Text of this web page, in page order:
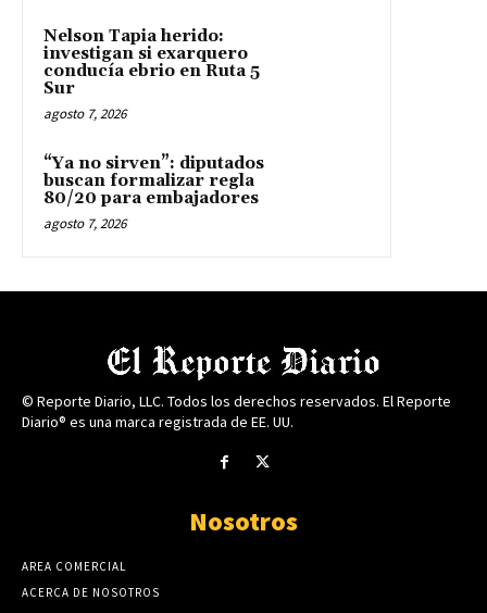
Nelson Tapia herido:
investigan si exarquero
conducía ebrio en Ruta 5
Sur
agosto 7, 2026
“Ya no sirven”: diputados
buscan formalizar regla
80/20 para embajadores
agosto 7, 2026
© Reporte Diario, LLC. Todos los derechos reservados. El Reporte
Diario® es una marca registrada de EE. UU.
Nosotros
AREA COMERCIAL
ACERCA DE NOSOTROS